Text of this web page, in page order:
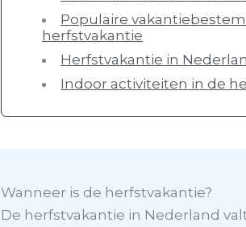
Populaire
herfstvakantie
Herfstvakantie in
Indoor activiteiten in de
Wanneer is de herfstvakantie?
De herfstvakantie in Nederland